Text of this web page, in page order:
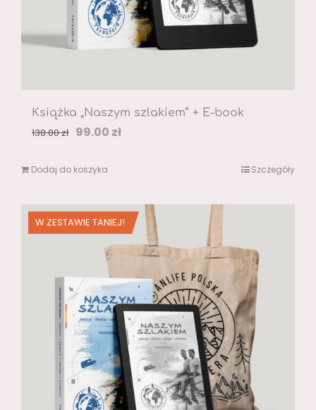
Książka „Naszym szlakiem” + E-book
138.00zł Pierwotna
wynosiła:
99.00 złAktualna
Dodaj do koszyka Szczegóły
W ZESTAWIE TANIEJ!